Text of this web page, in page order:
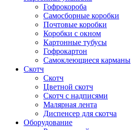
Гофрокороба
Самосборные коробки
Почтовые коробки
Коробки с окном
Картонные тубусы
Гофрокартон
Самоклеющиеся карманы
Скотч
Скотч
Цветной скотч
Скотч с надписями
Малярная лента
Диспенсер для скотча
Оборудование